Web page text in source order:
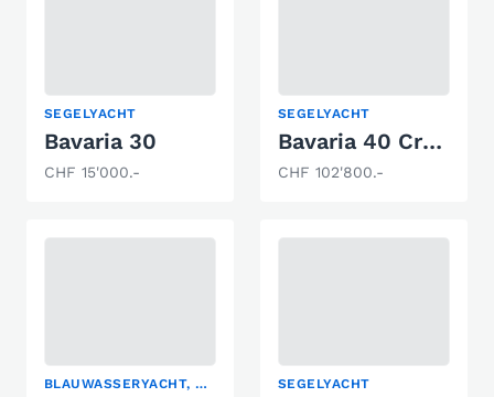
SEGELYACHT
Bavaria 30
CHF 15'000.-
SEGELYACHT
Bavaria 40 Cruiser S
CHF 102'800.-
BLAUWASSERYACHT, KIELBOOT, SEGELYACHT SEGELYACHT